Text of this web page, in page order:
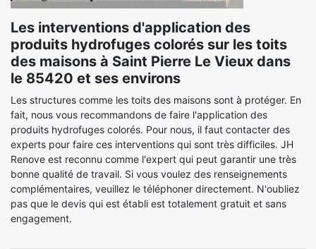
Les interventions d'application des
produits hydrofuges colorés sur les toits
des maisons à Saint Pierre Le Vieux dans
le 85420 et ses environs
Les structures comme les toits des maisons sont à protéger. En
fait, nous vous recommandons de faire l'application des
produits hydrofuges colorés. Pour nous, il faut contacter des
experts pour faire ces interventions qui sont très difficiles. JH
Renove est reconnu comme l'expert qui peut garantir une très
bonne qualité de travail. Si vous voulez des renseignements
complémentaires, veuillez le téléphoner directement. N'oubliez
pas que le devis qui est établi est totalement gratuit et sans
engagement.